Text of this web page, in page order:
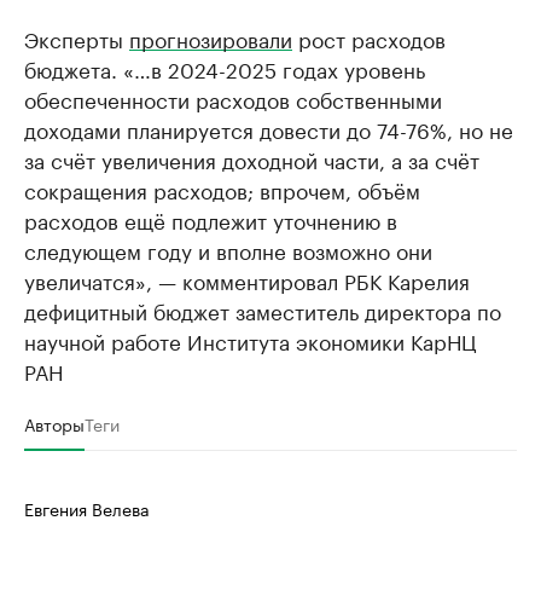
Эксперты прогнозировали рост расходов
бюджета. «…в 2024-2025 годах уровень
обеспеченности расходов собственными
доходами планируется довести до 74-76%, но не
за счёт увеличения доходной части, а за счёт
сокращения расходов; впрочем, объём
расходов ещё подлежит уточнению в
следующем году и вполне возможно они
увеличатся», — комментировал РБК Карелия
дефицитный бюджет заместитель директора по
научной работе Института экономики КарНЦ
РАН
АвторыТеги
Евгения Велева